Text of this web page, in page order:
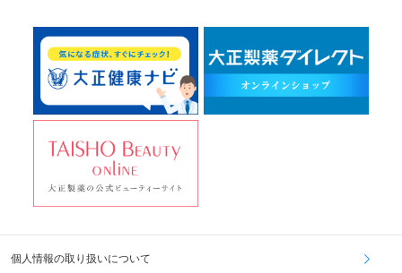
個人情報の取り扱いについて